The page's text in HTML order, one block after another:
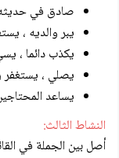
صادق في
يبر والديه ،
يكذب دائما ،
يصلي ، يستغفر
يساعد
النشاط الثالث:
أصل بين الجملة في